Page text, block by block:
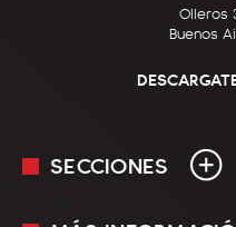
Olleros
Buenos
SECCIONES